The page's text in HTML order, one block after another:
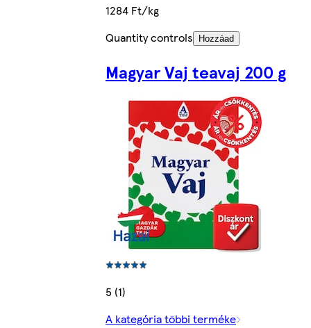
1284 Ft/kg
Quantity controls
Hozzáad
Magyar Vaj teavaj 200 g
5 (1)
A kategória többi terméke